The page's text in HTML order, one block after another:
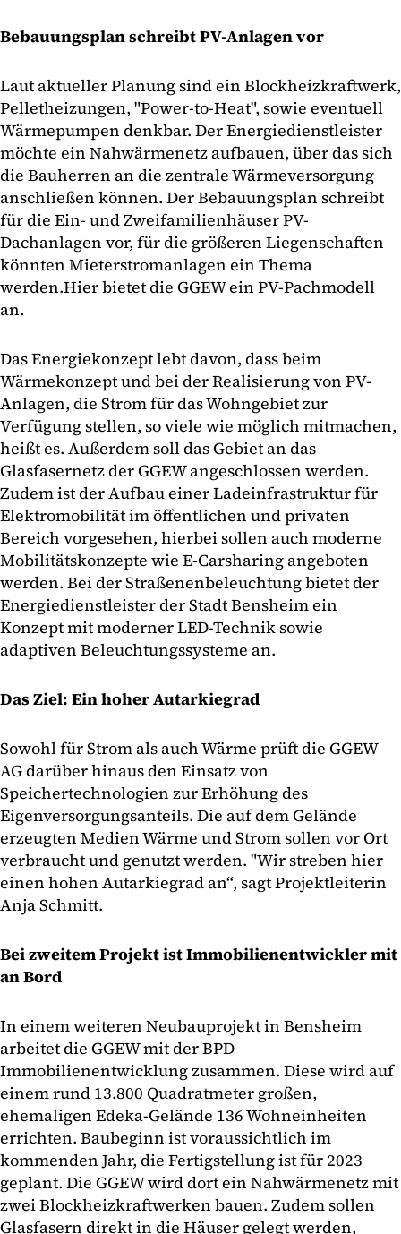
Bebauungsplan schreibt PV-Anlagen vor
Laut aktueller Planung sind ein Blockheizkraftwerk,
Pelletheizungen, "Power-to-Heat", sowie eventuell
Wärmepumpen denkbar. Der Energiedienstleister
möchte ein Nahwärmenetz aufbauen, über das sich
die Bauherren an die zentrale Wärmeversorgung
anschließen können. Der Bebauungsplan schreibt
für die Ein- und Zweifamilienhäuser PV-
Dachanlagen vor, für die größeren Liegenschaften
könnten Mieterstromanlagen ein Thema
werden.Hier bietet die GGEW ein PV-Pachmodell
an.
Das Energiekonzept lebt davon, dass beim
Wärmekonzept und bei der Realisierung von PV-
Anlagen, die Strom für das Wohngebiet zur
Verfügung stellen, so viele wie möglich mitmachen,
heißt es. Außerdem soll das Gebiet an das
Glasfasernetz der GGEW angeschlossen werden.
Zudem ist der Aufbau einer Ladeinfrastruktur für
Elektromobilität im öffentlichen und privaten
Bereich vorgesehen, hierbei sollen auch moderne
Mobilitätskonzepte wie E-Carsharing angeboten
werden. Bei der Straßenenbeleuchtung bietet der
Energiedienstleister der Stadt Bensheim ein
Konzept mit moderner LED-Technik sowie
adaptiven Beleuchtungssysteme an.
Das Ziel: Ein hoher Autarkiegrad
Sowohl für Strom als auch Wärme prüft die GGEW
AG darüber hinaus den Einsatz von
Speichertechnologien zur Erhöhung des
Eigenversorgungsanteils. Die auf dem Gelände
erzeugten Medien Wärme und Strom sollen vor Ort
verbraucht und genutzt werden. "Wir streben hier
einen hohen Autarkiegrad an“, sagt Projektleiterin
Anja Schmitt.
Bei zweitem Projekt ist Immobilienentwickler mit
an Bord
In einem weiteren Neubauprojekt in Bensheim
arbeitet die GGEW mit der BPD
Immobilienentwicklung zusammen. Diese wird auf
einem rund 13.800 Quadratmeter großen,
ehemaligen Edeka-Gelände 136 Wohneinheiten
errichten. Baubeginn ist voraussichtlich im
kommenden Jahr, die Fertigstellung ist für 2023
geplant. Die GGEW wird dort ein Nahwärmenetz mit
zwei Blockheizkraftwerken bauen. Zudem sollen
Glasfasern direkt in die Häuser gelegt werden,